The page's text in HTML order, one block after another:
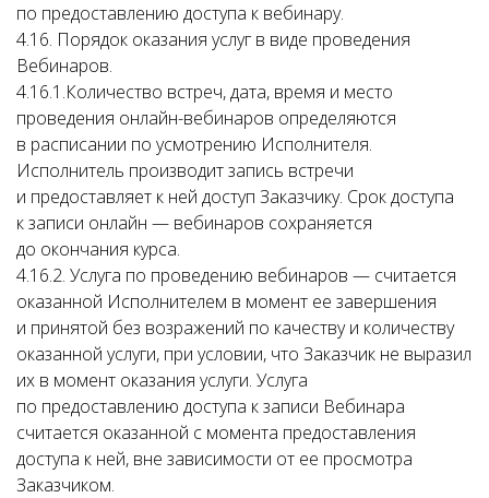
по предоставлению доступа к вебинару.
4.16. Порядок оказания услуг в виде проведения
Вебинаров.
4.16.1.Количество встреч, дата, время и место
проведения онлайн-вебинаров определяются
в расписании по усмотрению Исполнителя.
Исполнитель производит запись встречи
и предоставляет к ней доступ Заказчику. Срок доступа
к записи онлайн — вебинаров сохраняется
до окончания курса.
4.16.2. Услуга по проведению вебинаров — считается
оказанной Исполнителем в момент ее завершения
и принятой без возражений по качеству и количеству
оказанной услуги, при условии, что Заказчик не выразил
их в момент оказания услуги. Услуга
по предоставлению доступа к записи Вебинара
считается оказанной с момента предоставления
доступа к ней, вне зависимости от ее просмотра
Заказчиком.